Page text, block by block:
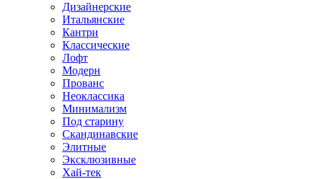
Дизайнерские
Итальянские
Кантри
Классические
Лофт
Модерн
Прованс
Неоклассика
Минимализм
Под старину
Скандинавские
Элитные
Эксклюзивные
Хай-тек